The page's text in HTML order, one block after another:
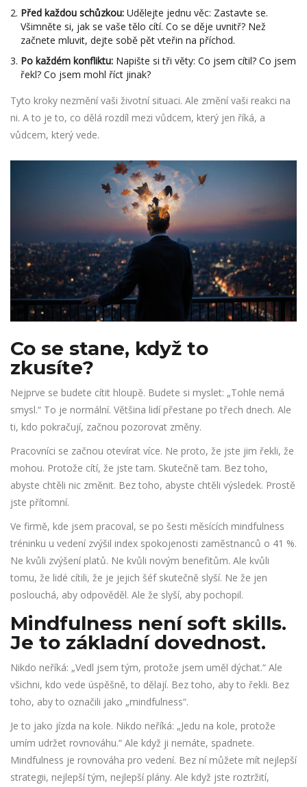
Před každou schůzkou: Udělejte jednu věc: Zastavte se.
Všimněte si, jak se vaše tělo cítí. Co se děje uvnitř? Než
začnete mluvit, dejte sobě pět vteřin na příchod.
Po každém konfliktu: Napište si tři věty: Co jsem cítil? Co jsem
řekl? Co jsem mohl říct jinak?
Tyto kroky nezmění vaši životní situaci. Ale změní vaši reakci na
ni. A to je to, co dělá rozdíl mezi vůdcem, který jen říká, a
vůdcem, který vede.
Co se stane, když to
zkusíte?
Nejprve se budete cítit hloupě. Budete si myslet: „Tohle nemá
smysl.“ To je normální. Většina lidí přestane po třech dnech. Ale
ti, kdo pokračují, začnou pozorovat změny.
Pracovníci se začnou otevírat více. Ne proto, že jste jim řekli, že
mohou. Protože cítí, že jste tam. Skutečně tam. Bez toho,
abyste chtěli nic změnit. Bez toho, abyste chtěli výsledek. Prostě
jste přítomní.
Ve firmě, kde jsem pracoval, se po šesti měsících mindfulness
tréninku u vedení zvýšil index spokojenosti zaměstnanců o 41 %.
Ne kvůli zvýšení platů. Ne kvůli novým benefitům. Ale kvůli
tomu, že lidé cítili, že je jejich šéf skutečně slyší. Ne že jen
poslouchá, aby odpověděl. Ale že slyší, aby pochopil.
Mindfulness není soft skills.
Je to základní dovednost.
Nikdo neříká: „Vedl jsem tým, protože jsem uměl dýchat.“ Ale
všichni, kdo vede úspěšně, to dělají. Bez toho, aby to řekli. Bez
toho, aby to označili jako „mindfulness“.
Je to jako jízda na kole. Nikdo neříká: „Jedu na kole, protože
umím udržet rovnováhu.“ Ale když ji nemáte, spadnete.
Mindfulness je rovnováha pro vedení. Bez ní můžete mít nejlepší
strategii, nejlepší tým, nejlepší plány. Ale když jste roztržití,